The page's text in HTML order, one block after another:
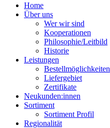
Home
Über uns
Wer wir sind
Kooperationen
Philosophie/Leitbild
Historie
Leistungen
Bestellmöglichkeiten
Liefergebiet
Zertifikate
Neukunden:innen
Sortiment
Sortiment Profil
Regionalität